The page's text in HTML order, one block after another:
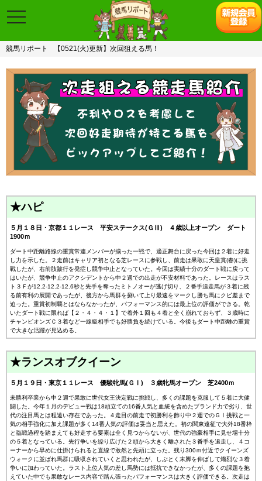
toggle
navigation
競馬リポート 【0521(火)更新】次回狙える馬！
★ハピ
５月１８日・京都１１レース 平安ステークス(ＧⅢ) ４歳以上オープン ダート
1900ｍ
ダート中距離路線の重賞常連メンバーが揃った一戦で、適正舞台に戻った今回は２着に好走
し力を示した。２走前はキャリア初となる芝レースに参戦し、前走は果敢に天皇賞(春)に挑
戦したが、右前肢跛行を発症し競争中止となっていた。今回は実績十分のダート戦に戻って
はいたが、競争中止のアクシデントから中２週での出走が不安材料であった。レースはラス
ト３Ｆが12.2-12.2-12.6秒と先手を奪ったミトノオーが逃げ切り、２番手追走馬が３着に残
る前有利の展開であったが、後方から馬群を捌いて上り最速をマークし勝ち馬にクビ差まで
迫った。重賞初制覇とはならなかったが、パフォーマンス的には最上位の評価ができる。乾
いたダート戦に限れば【２・４・４・１】で着外１回も４着と全く崩れておらず、３歳時に
チャンピオンズＣ３着など一線級相手でも好勝負を続けている。今後もダート中距離の重賞
で大きな活躍が見込める。
★ランスオブクイーン
５月１９日・東京１１レース 優駿牝馬(ＧⅠ) ３歳牝馬オープン 芝2400ｍ
未勝利卒業から中２週で果敢に世代女王決定戦に挑戦し、多くの課題を克服して５着に大健
闘した。今年１月のデビュー戦は18頭立ての16番人気と血統を含めたブランド力で劣り、世
代の注目馬とは程遠い存在であった。４走目の前走で初勝利を飾り中２週でのＧⅠ挑戦と一
気の相手強化に加え課題が多く14番人気の評価は妥当と思えた。初の関東遠征で大外18番枠
と臨戦過程を踏まえても好走する要素は全く見つからないが、世代の強豪相手に見せ場十分
の５着となっている。先行争いを繰り広げた２頭から大きく離された３番手を追走し、４コ
ーナーから早めに仕掛けられると直線で敢然と先頭に立った。残り300ｍ付近でクイーンズ
ウォークに並ばれ馬群に吸収されていくと思われたが、しぶとく末脚を伸ばして熾烈な３着
争いに加わっていた。ラスト上位人気の差し馬勢には抵抗できなかったが、多くの課題を抱
えていた中でも果敢なレース内容で踏ん張ったパフォーマンスは大きく評価できる。次走は